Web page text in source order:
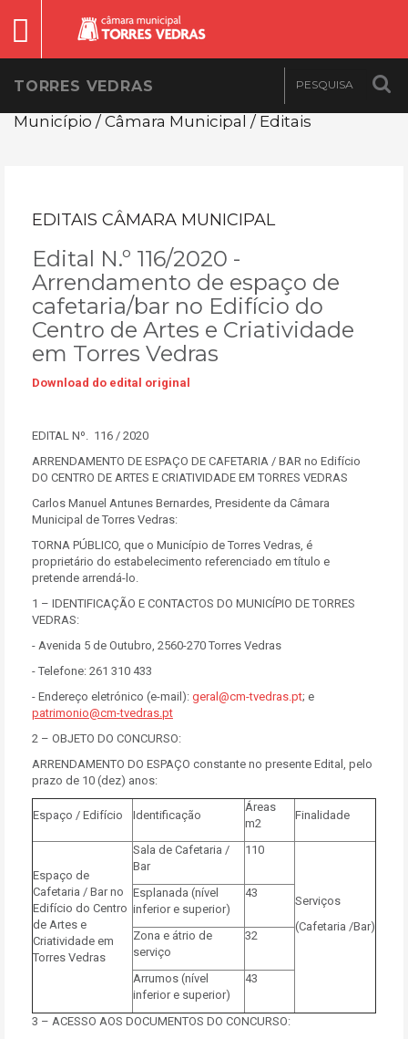
TORRES VEDRAS
Município / Câmara Municipal / Editais
EDITAIS CÂMARA MUNICIPAL
Edital N.º 116/2020 -
Arrendamento de espaço de
cafetaria/bar no Edifício do
Centro de Artes e Criatividade
em Torres Vedras
Download do edital original
EDITAL Nº. 116 / 2020
ARRENDAMENTO DE ESPAÇO DE CAFETARIA / BAR no Edifício
DO CENTRO DE ARTES E CRIATIVIDADE EM TORRES VEDRAS
Carlos Manuel Antunes Bernardes, Presidente da Câmara
Municipal de Torres Vedras:
TORNA PÚBLICO, que o Município de Torres Vedras, é
proprietário do estabelecimento referenciado em título e
pretende arrendá-lo.
1 – IDENTIFICAÇÃO E CONTACTOS DO MUNICÍPIO DE TORRES
VEDRAS:
- Avenida 5 de Outubro, 2560-270 Torres Vedras
- Telefone: 261 310 433
- Endereço eletrónico (e-mail): geral@cm-tvedras.pt; e
patrimonio@cm-tvedras.pt
2 – OBJETO DO CONCURSO:
ARRENDAMENTO DO ESPAÇO constante no presente Edital, pelo
prazo de 10 (dez) anos:
Espaço / Edifício Identificação
Áreas
m2
Finalidade
Espaço de
Cafetaria / Bar no
Edifício do Centro
de Artes e
Criatividade em
Torres Vedras
Sala de Cafetaria /
Bar
110
Serviços
(Cafetaria /Bar)
Esplanada (nível
inferior e superior)
43
Zona e átrio de
serviço
32
Arrumos (nível
inferior e superior)
43
3 – ACESSO AOS DOCUMENTOS DO CONCURSO: